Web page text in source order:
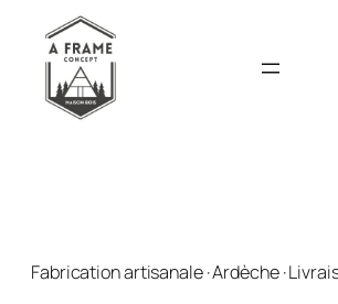
contenu
Fabrication artisanale · Ardèche ·